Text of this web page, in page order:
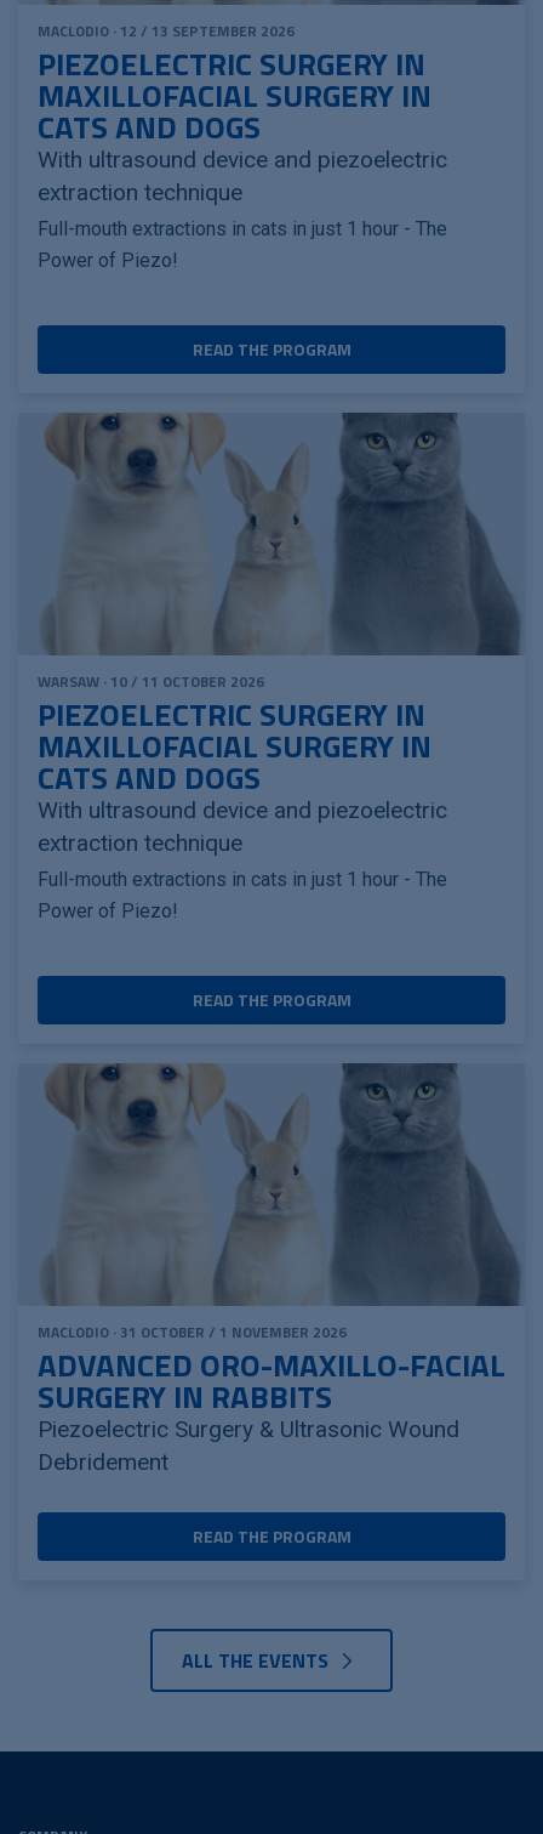
MACLODIO · 12 / 13 SEPTEMBER 2026
PIEZOELECTRIC SURGERY IN
MAXILLOFACIAL SURGERY IN
CATS AND DOGS
With ultrasound device and piezoelectric
extraction technique
Full-mouth extractions in cats in just 1 hour - The
Power of Piezo!
READ THE PROGRAM
WARSAW · 10 / 11 OCTOBER 2026
PIEZOELECTRIC SURGERY IN
MAXILLOFACIAL SURGERY IN
CATS AND DOGS
With ultrasound device and piezoelectric
extraction technique
Full-mouth extractions in cats in just 1 hour - The
Power of Piezo!
READ THE PROGRAM
MACLODIO · 31 OCTOBER / 1 NOVEMBER 2026
ADVANCED ORO-MAXILLO-FACIAL
SURGERY IN RABBITS
Piezoelectric Surgery & Ultrasonic Wound
Debridement
READ THE PROGRAM
ALL THE EVENTS